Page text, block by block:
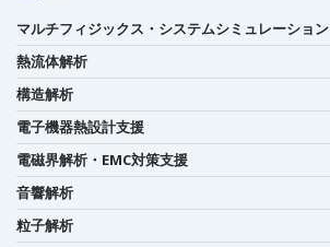
マルチフィジックス・システムシミュレーション
熱流体解析
構造解析
電子機器熱設計支援
電磁界解析・EMC対策支援
音響解析
粒子解析